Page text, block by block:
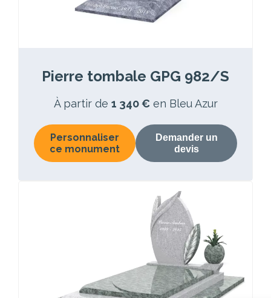
Pierre tombale GPG 982/S
À partir de 1 340 € en Bleu Azur
Personnaliser
ce monument
Demander un
devis